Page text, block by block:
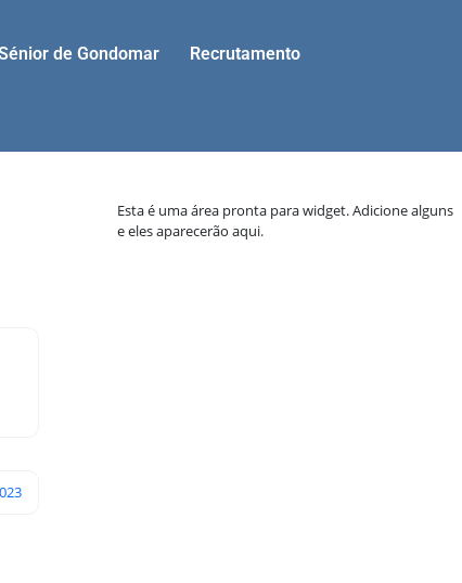
de Gondomar Recrutamento
Esta é uma área pronta para widget. Adicione alguns
e eles aparecerão aqui.